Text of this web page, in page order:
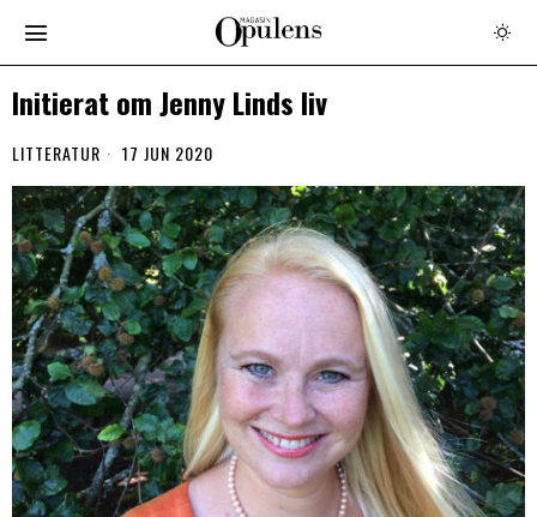
Initierat om Jenny Linds liv
LITTERATUR 17 JUN 2020